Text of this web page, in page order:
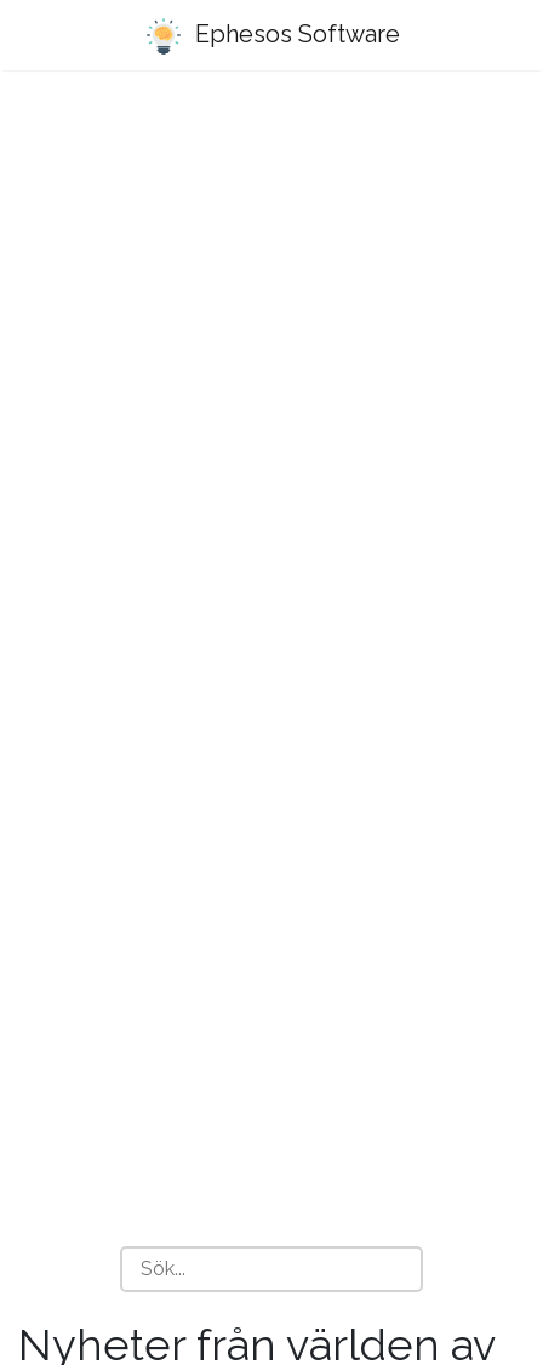
Ephesos Software
Nyheter från världen av